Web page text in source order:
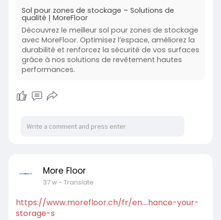
Sol pour zones de stockage – Solutions de
qualité | MoreFloor
Découvrez le meilleur sol pour zones de stockage
avec MoreFloor. Optimisez l’espace, améliorez la
durabilité et renforcez la sécurité de vos surfaces
grâce à nos solutions de revêtement hautes
performances.
More Floor
37 w- Translate
https://www.morefloor.ch/fr/en....hance-your-
storage-s